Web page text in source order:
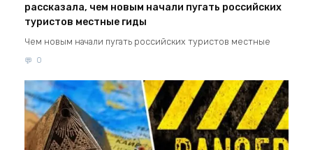
рассказала, чем новым начали пугать российских
туристов местные гиды
Чем новым начали пугать российских туристов местные
0